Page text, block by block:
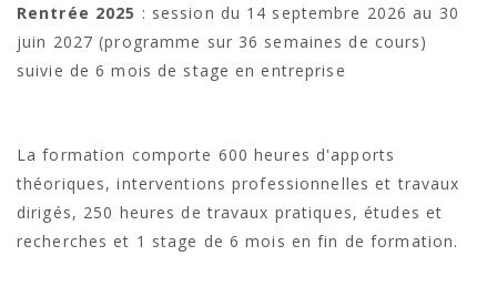
Rentrée 2025 : session du 14 septembre 2026 au 30
juin 2027 (programme sur 36 semaines de cours)
suivie de 6 mois de stage en entreprise
La formation comporte 600 heures d'apports
théoriques, interventions professionnelles et travaux
dirigés, 250 heures de travaux pratiques, études et
recherches et 1 stage de 6 mois en fin de formation.